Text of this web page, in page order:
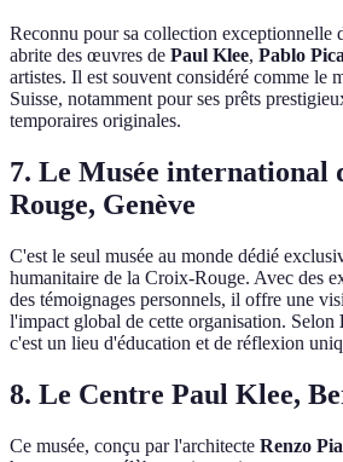
Reconnu pour sa collection exceptionnelle
abrite des œuvres de Paul Klee, Pablo
artistes. Il est souvent considéré comme le
Suisse, notamment pour ses prêts
temporaires originales.
7. Le Musée international
Rouge, Genève
C'est le seul musée au monde dédié
humanitaire de la Croix-Rouge. Avec des
des témoignages personnels, il offre une
l'impact global de cette organisation. Selon
c'est un lieu d'éducation et de réflexion
8. Le Centre Paul Klee,
Ce musée, conçu par l'architecte Renzo